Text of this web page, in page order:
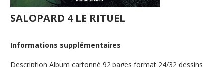
SALOPARD 4 LE RITUEL
Informations supplémentaires
Description Album cartonné 92 pages format 24/32 dessins